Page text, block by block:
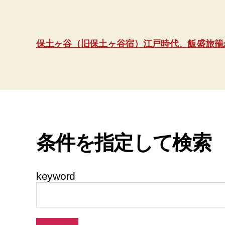
保土ヶ谷（旧保土ヶ谷宿）江戸時代、飯盛旅
条件を指定して検索
keyword